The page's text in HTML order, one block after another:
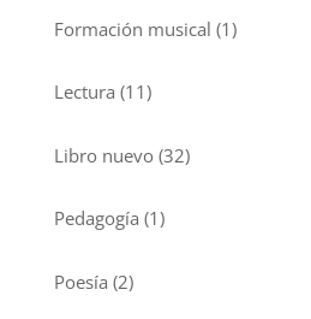
Formación musical (1)
Lectura (11)
Libro nuevo(32)
Pedagogía (1)
Poesía (2)